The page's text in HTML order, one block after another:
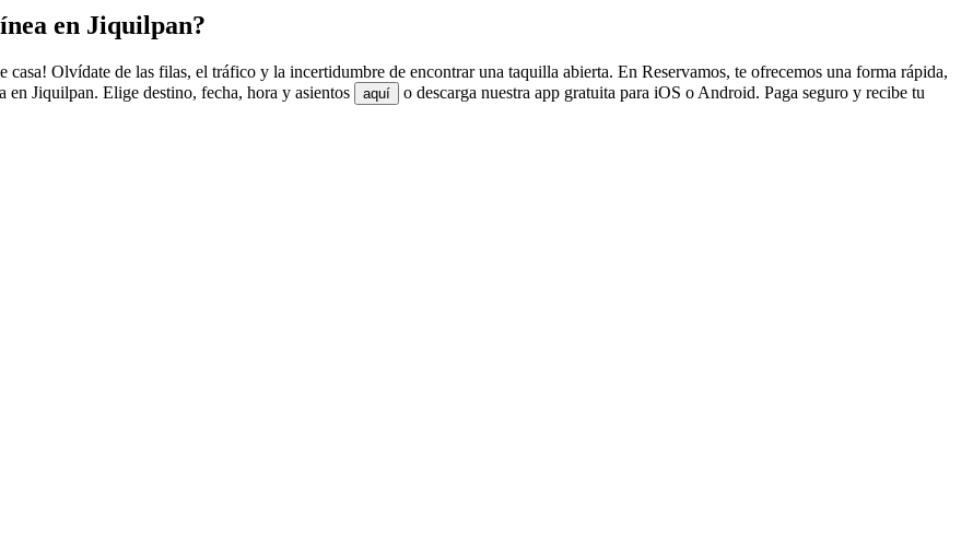
en Jiquilpan?
Olvídate de las filas, el tráfico y la incertidumbre de encontrar una taquilla abierta. En Reservamos, te ofrecemos una forma rápida,
Jiquilpan. Elige destino, fecha, hora y asientos
aquí
o descarga nuestra app gratuita para iOS o Android. Paga seguro y recibe tu